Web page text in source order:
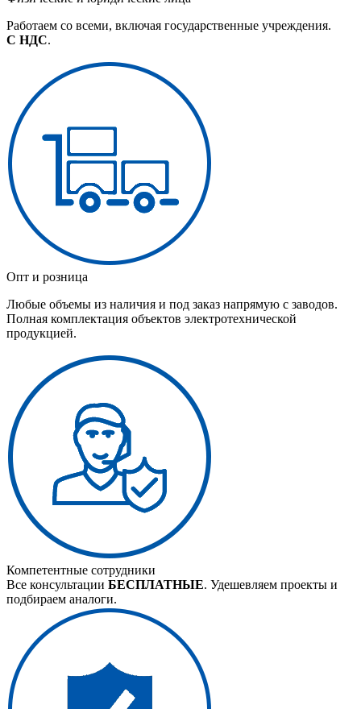
Работаем со всеми, включая государственные учреждения.
С НДС.
Опт и розница
Любые объемы из наличия и под заказ напрямую с заводов.
Полная комплектация объектов электротехнической
продукцией.
Компетентные сотрудники
Все консультации БЕСПЛАТНЫЕ. Удешевляем проекты и
подбираем аналоги.